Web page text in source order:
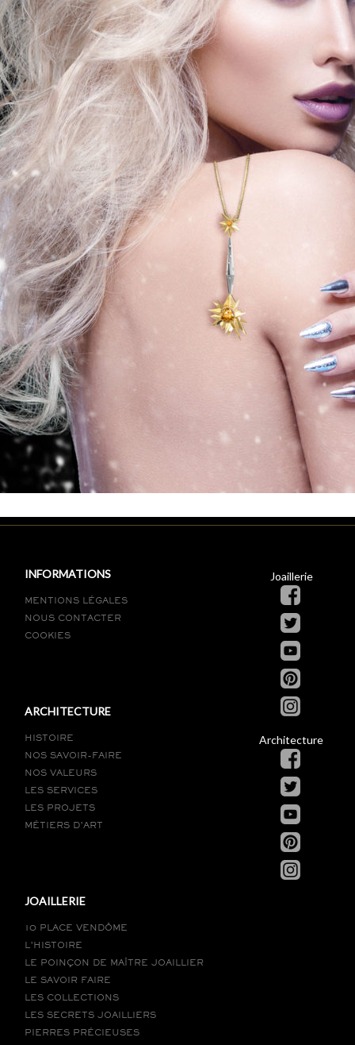
INFORMATIONS
MENTIONS LÉGALES
NOUS CONTACTER
COOKIES
ARCHITECTURE
HISTOIRE
NOS SAVOIR-FAIRE
NOS VALEURS
LES SERVICES
LES PROJETS
MÉTIERS D’ART
JOAILLERIE
10 PLACE VENDÔME
L’HISTOIRE
LE POINÇON DE MAÎTRE JOAILLIER
LE SAVOIR FAIRE
LES COLLECTIONS
LES SECRETS JOAILLIERS
PIERRES PRÉCIEUSES
Joaillerie
Architecture